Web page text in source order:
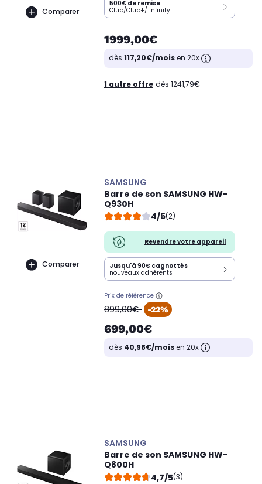
Comparer
500€ de remise
Club/Club+/ Infinity
1999,00€
dès 117,20€/moisen 20x
1 autre offre dès 1241,79€
Comparer
SAMSUNG
Barre de son SAMSUNG HW-
Q930H
4/5(2)
Revendre votre appareil
Jusqu'à 90€ cagnottés
nouveaux adhérents
Prix de référence
oldPrice
899,00€ -22%
699,00€
dès 40,98€/moisen 20x
SAMSUNG
Barre de son SAMSUNG HW-
Q800H
4,7/5(3)